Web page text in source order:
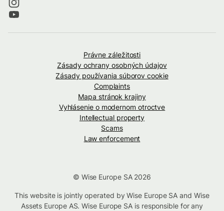
Právne záležitosti
Zásady ochrany osobných údajov
Zásady používania súborov cookie
Complaints
Mapa stránok krajiny
Vyhlásenie o modernom otroctve
Intellectual property
Scams
Law enforcement
© Wise Europe SA 2026
This website is jointly operated by Wise Europe SA and Wise
Assets Europe AS. Wise Europe SA is responsible for any